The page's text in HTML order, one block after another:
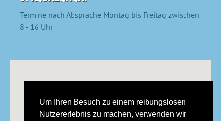
Um Ihren Besuch zu einem reibungslosen
Nutzererlebnis zu machen, verwenden wir
Termine nach Absprache Montag bis Freitag zwischen
8 - 16 Uhr
Tierarztpraxis Felton